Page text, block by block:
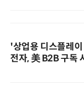
'상업용 디스플레
전자, 美 B2B 구독